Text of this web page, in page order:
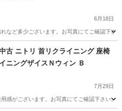
6月18日
れなど多少ございます。お写真にてご確認下
オーディオ 店頭
古 ニトリ 首リクライニング 座椅
ニングザイスＮウィン Ｂ
7月29日
用感がございます。お写真にてご確認下さい